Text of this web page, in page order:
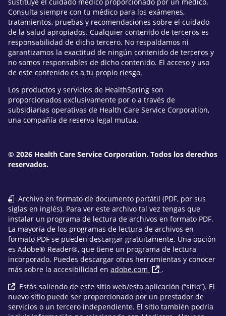
Consulta siempre con tu médico para los exámenes,
tratamientos, pruebas y recomendaciones sobre el cuidado
de la salud apropiados. Cualquier contenido de terceros es
responsabilidad de dicho tercero. No respaldamos ni
garantizamos la exactitud de ningún contenido de terceros y
no somos responsables de dicho contenido. El acceso y uso
de este contenido es a tu propio riesgo.
Los productos y servicios de HealthSpring son
proporcionados exclusivamente por o a través de
subsidiarias operativas de Health Care Service Corporation,
una compañía de reserva legal mutua.
© 2026 Health Care Service Corporation. Todos los derechos
reservados.
Archivo en formato de documento portátil (PDF, por sus
siglas en inglés). Para ver este archivo tal vez tengas que
instalar un programa de lectura de archivos en formato PDF.
La mayoría de los programas de lectura de archivos en
formato PDF se pueden descargar gratuitamente. Una opción
es Adobe® Reader®, que tiene un programa de lectura
incorporado. Puedes descargar otras herramientas y conocer
más sobre la accesibilidad en adobe.com
.
Estás saliendo de este sitio web/esta aplicación (“sitio”). El
nuevo sitio puede ser proporcionado por un prestador de
servicios o un tercero independiente. El sitio también podría